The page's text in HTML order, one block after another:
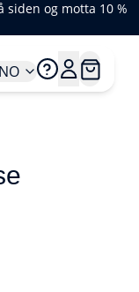
siden og motta 10 %